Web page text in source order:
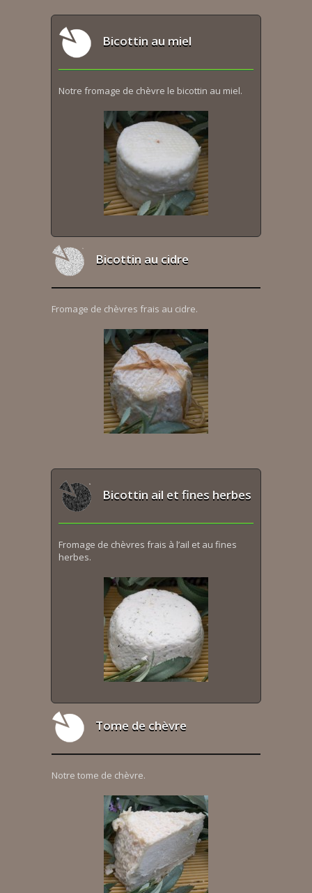
Bicottin au miel
Notre fromage de chèvre le bicottin au miel.
Bicottin au cidre
Fromage de chèvres frais au cidre.
Bicottin ail et fines herbes
Fromage de chèvres frais à l’ail et au fines
herbes.
Tome de chèvre
Notre tome de chèvre.